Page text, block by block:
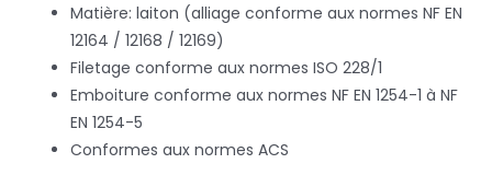
Matière: laiton (alliage conforme aux normes NF EN
12164 / 12168 / 12169)
Filetage conforme aux normes ISO 228/1
Emboiture conforme aux normes NF EN 1254-1 à NF
EN 1254-5
Conformes aux normes ACS